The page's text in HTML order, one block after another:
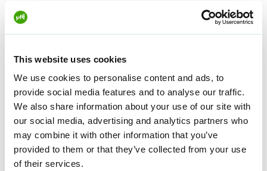
This website uses cookies
We use cookies to personalise content and ads, to
provide social media features and to analyse our traffic.
We also share information about your use of our site with
our social media, advertising and analytics partners who
may combine it with other information that you’ve
provided to them or that they’ve collected from your use
of their services.
Försummelse av lönespecifikation trots
uppmaning är en straffbar gärning enligt 13 kap.
Tips på utbildningar i
ämnet
Du kan också lära dig mer om ämnet i